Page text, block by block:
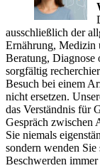
ausschließlich der
Ernährung, Medizin
Beratung, Diagnose
sorgfältig
Besuch bei einem
nicht ersetzen.
das Verständnis für
Gespräch zwischen
Sie niemals
sondern wenden
Beschwerden